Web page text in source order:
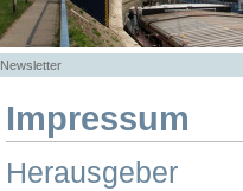
Newsletter
Impressum
Herausgeber